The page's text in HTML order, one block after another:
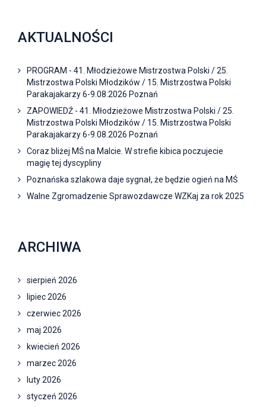
AKTUALNOŚCI
PROGRAM - 41. Młodzieżowe Mistrzostwa Polski / 25.
Mistrzostwa Polski Młodzików / 15. Mistrzostwa Polski
Parakajakarzy 6-9.08.2026 Poznań
ZAPOWIEDŹ - 41. Młodzieżowe Mistrzostwa Polski / 25.
Mistrzostwa Polski Młodzików / 15. Mistrzostwa Polski
Parakajakarzy 6-9.08.2026 Poznań
Coraz bliżej MŚ na Malcie. W strefie kibica poczujecie
magię tej dyscypliny
Poznańska szlakowa daje sygnał, że będzie ogień na MŚ
Walne Zgromadzenie Sprawozdawcze WZKaj za rok 2025
ARCHIWA
sierpień 2026
lipiec 2026
czerwiec 2026
maj 2026
kwiecień 2026
marzec 2026
luty 2026
styczeń 2026